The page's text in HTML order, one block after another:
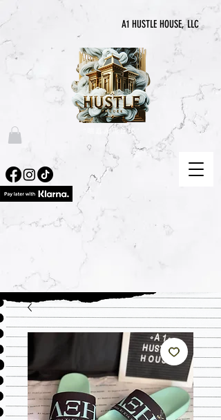
A1 HUSTLE HOUSE, LLC
“喧囂永無止境”